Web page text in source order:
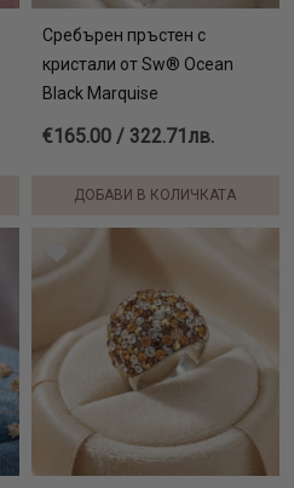
Сребърен пръстен с
кристали от Sw® Ocean
Black Marquise
€165.00 / 322.71лв.
ДОБАВИ В КОЛИЧКАТА